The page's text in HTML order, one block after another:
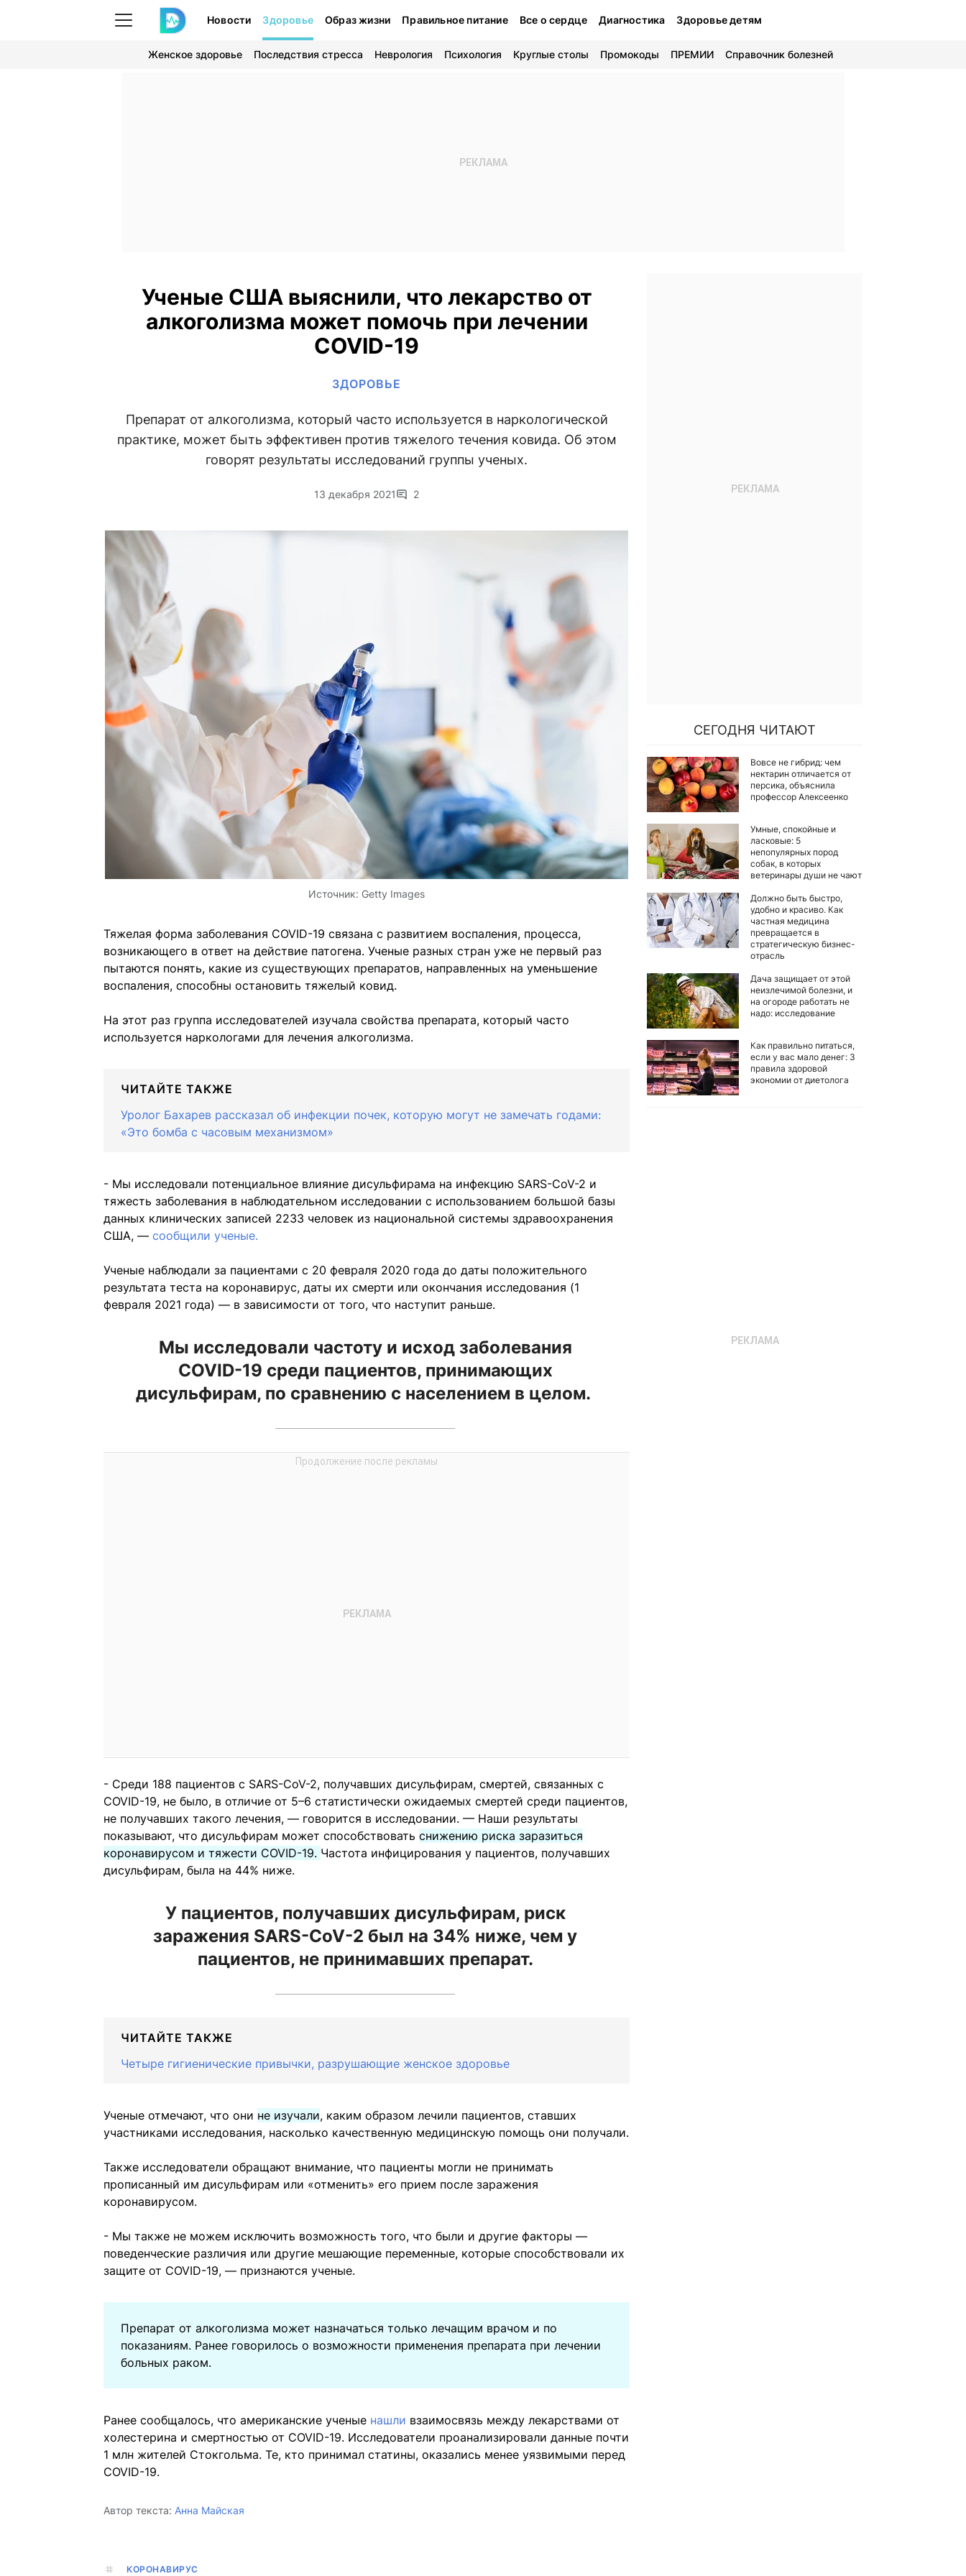
Новости Здоровье Образ жизни Правильное питание Все о сердце Диагностика Здоровье детям
Женское здоровье Последствия стресса Неврология Психология Круглые столы Промокоды ПРЕМИИ Справочник болезней
Ученые США выяснили, что лекарство от
алкоголизма может помочь при лечении
COVID-19
ЗДОРОВЬЕ
Препарат от алкоголизма, который часто используется в наркологической
практике, может быть эффективен против тяжелого течения ковида. Об этом
говорят результаты исследований группы ученых.
13 декабря 2021 2
Источник: Getty Images
Тяжелая форма заболевания COVID-19 связана с развитием воспаления, процесса,
возникающего в ответ на действие патогена. Ученые разных стран уже не первый раз
пытаются понять, какие из существующих препаратов, направленных на уменьшение
воспаления, способны остановить тяжелый ковид.
На этот раз группа исследователей изучала свойства препарата, который часто
используется наркологами для лечения алкоголизма.
ЧИТАЙТЕ ТАКЖЕ
Уролог Бахарев рассказал об инфекции почек, которую могут не замечать годами:
«Это бомба с часовым механизмом»
- Мы исследовали потенциальное влияние дисульфирама на инфекцию SARS-CoV-2 и
тяжесть заболевания в наблюдательном исследовании с использованием большой базы
данных клинических записей 2233 человек из национальной системы здравоохранения
США, — сообщили ученые.
Ученые наблюдали за пациентами с 20 февраля 2020 года до даты положительного
результата теста на коронавирус, даты их смерти или окончания исследования (1
февраля 2021 года) — в зависимости от того, что наступит раньше.
Мы исследовали частоту и исход заболевания
COVID-19 среди пациентов, принимающих
дисульфирам, по сравнению с населением в целом.
- Среди 188 пациентов с SARS-CoV-2, получавших дисульфирам, смертей, связанных с
COVID-19, не было, в отличие от 5–6 статистически ожидаемых смертей среди пациентов,
не получавших такого лечения, — говорится в исследовании. — Наши результаты
показывают, что дисульфирам может способствовать снижению риска заразиться
коронавирусом и тяжести COVID-19. Частота инфицирования у пациентов, получавших
дисульфирам, была на 44% ниже.
У пациентов, получавших дисульфирам, риск
заражения SARS-CoV-2 был на 34% ниже, чем у
пациентов, не принимавших препарат.
ЧИТАЙТЕ ТАКЖЕ
Четыре гигиенические привычки, разрушающие женское здоровье
Ученые отмечают, что они не изучали, каким образом лечили пациентов, ставших
участниками исследования, насколько качественную медицинскую помощь они получали.
Также исследователи обращают внимание, что пациенты могли не принимать
прописанный им дисульфирам или «отменить» его прием после заражения
коронавирусом.
- Мы также не можем исключить возможность того, что были и другие факторы —
поведенческие различия или другие мешающие переменные, которые способствовали их
защите от COVID-19, — признаются ученые.
Препарат от алкоголизма может назначаться только лечащим врачом и по
показаниям. Ранее говорилось о возможности применения препарата при лечении
больных раком.
Ранее сообщалось, что американские ученые нашли взаимосвязь между лекарствами от
холестерина и смертностью от COVID-19. Исследователи проанализировали данные почти
1 млн жителей Стокгольма. Те, кто принимал статины, оказались менее уязвимыми перед
COVID-19.
Автор текста: Анна Майская
КОРОНАВИРУС
СЕГОДНЯ ЧИТАЮТ
Вовсе не гибрид: чем
нектарин отличается от
персика, объяснила
профессор Алексеенко
Умные, спокойные и
ласковые: 5
непопулярных пород
собак, в которых
ветеринары души не чают
Должно быть быстро,
удобно и красиво. Как
частная медицина
превращается в
стратегическую бизнес-
отрасль
Дача защищает от этой
неизлечимой болезни, и
на огороде работать не
надо: исследование
Как правильно питаться,
если у вас мало денег: 3
правила здоровой
экономии от диетолога